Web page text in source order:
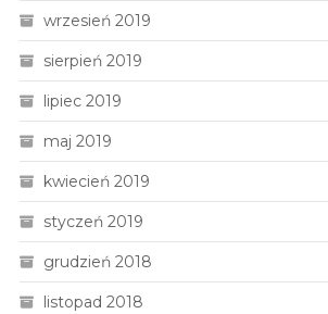
wrzesień 2019
sierpień 2019
lipiec 2019
maj 2019
kwiecień 2019
styczeń 2019
grudzień 2018
listopad 2018